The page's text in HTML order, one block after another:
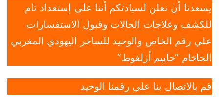
يسعدنا أن نعلن لسيادتكم أننا على إستعداد تام
للكشف وعلاجات الحالات وقبول الاستفسارات
علي رقم الخاص والوحيد للساحر اليهودي المغربي
الحاخام “حاييم أزلغوط”
قم بالاتصال بنا علي رقمنا الوحيد